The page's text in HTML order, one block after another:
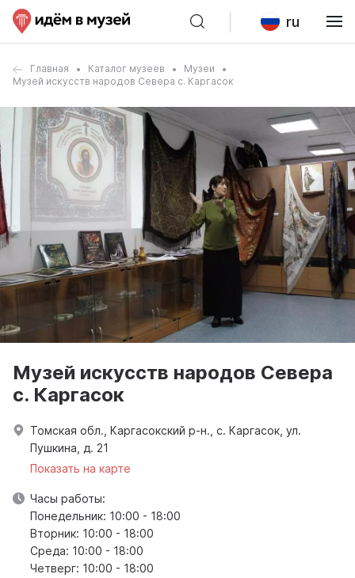
ru
Главная Каталог музеев
Музеи
Музей искусств народов Севера с. Каргасок
Музей искусств народов Севера
с. Каргасок
Томская обл., Каргасокский р-н., с. Каргасок, ул.
Пушкина, д. 21
Показать на карте
Часы работы:
Понедельник: 10:00 - 18:00
Вторник: 10:00 - 18:00
Среда: 10:00 - 18:00
Четверг: 10:00 - 18:00